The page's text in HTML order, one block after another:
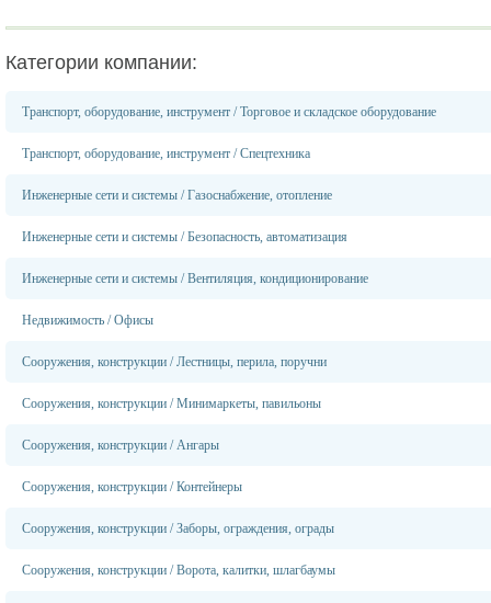
Категории компании:
Транспорт, оборудование, инструмент /Торговое и складское оборудование
Транспорт, оборудование, инструмент /Спецтехника
Инженерные сети и системы /Газоснабжение, отопление
Инженерные сети и системы /Безопасность, автоматизация
Инженерные сети и системы /Вентиляция, кондиционирование
Недвижимость /Офисы
Сооружения, конструкции /Лестницы, перила, поручни
Сооружения, конструкции /Минимаркеты, павильоны
Сооружения, конструкции /Ангары
Сооружения, конструкции /Контейнеры
Сооружения, конструкции /Заборы, ограждения, ограды
Сооружения, конструкции /Ворота, калитки, шлагбаумы